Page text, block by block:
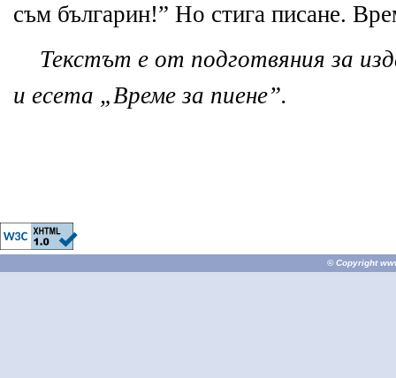
съм българин!” Но стига писане.
Текстът е от подготвяния за
и есета „Време за пиене”.
© Copyright